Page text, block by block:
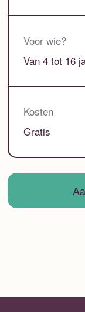
Voor wie?
Van 4 tot 16
Kosten
Gratis